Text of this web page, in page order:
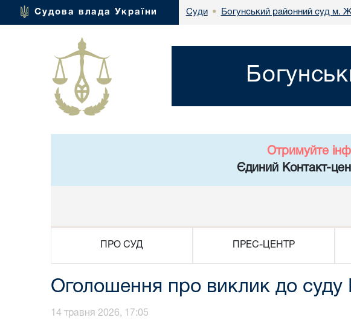
Судова влада України Суди • Богунський районний суд м.
Отримуйте
Єдиний Контакт-
ПРО СУД ПРЕС-ЦЕНТР
Оголошення про виклик до суду
14 травня 2026, 17:05